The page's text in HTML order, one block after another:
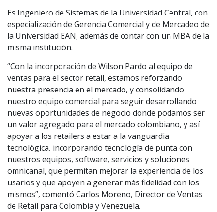
Es Ingeniero de Sistemas de la Universidad Central, con
especialización de Gerencia Comercial y de Mercadeo de
la Universidad EAN, además de contar con un MBA de la
misma institución.
“Con la incorporación de Wilson Pardo al equipo de
ventas para el sector retail, estamos reforzando
nuestra presencia en el mercado, y consolidando
nuestro equipo comercial para seguir desarrollando
nuevas oportunidades de negocio donde podamos ser
un valor agregado para el mercado colombiano, y así
apoyar a los retailers a estar a la vanguardia
tecnológica, incorporando tecnología de punta con
nuestros equipos, software, servicios y soluciones
omnicanal, que permitan mejorar la experiencia de los
usarios y que apoyen a generar más fidelidad con los
mismos”, comentó Carlos Moreno, Director de Ventas
de Retail para Colombia y Venezuela.